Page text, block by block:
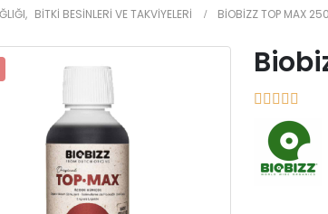
, BITKI BESINLERI VE TAKVIYELERI BIOBIZZ TOP MAX